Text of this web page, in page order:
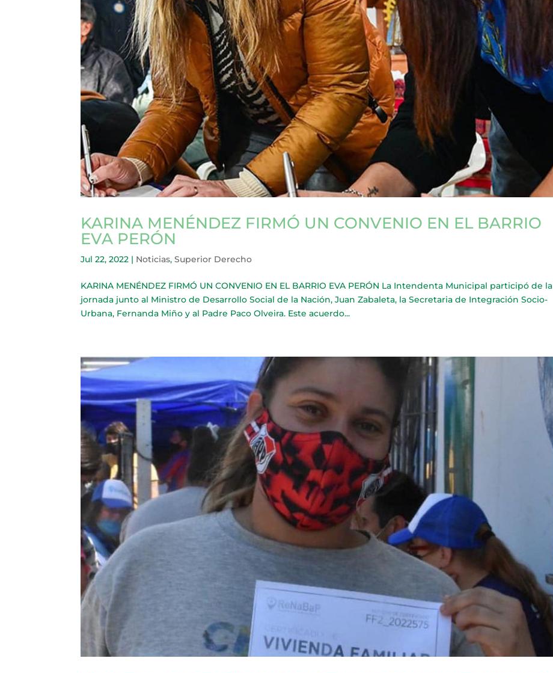
KARINA MENÉNDEZ FIRMÓ UN CONVENIO EN EL BARRIO
EVA PERÓN
Jul 22, 2022 | Noticias,Superior Derecho
KARINA MENÉNDEZ FIRMÓ UN CONVENIO EN EL BARRIO EVA PERÓN La Intendenta Municipal participó de la
jornada junto al Ministro de Desarrollo Social de la Nación, Juan Zabaleta, la Secretaria de Integración Socio-
Urbana, Fernanda Miño y al Padre Paco Olveira. Este acuerdo...